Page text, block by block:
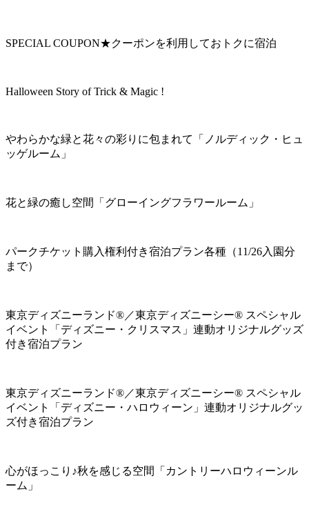
SPECIAL COUPON★クーポンを利用しておトクに宿泊
Halloween Story of Trick & Magic !
やわらかな緑と花々の彩りに包まれて「ノルディック・ヒュ
ッゲルーム」
花と緑の癒し空間「グローイングフラワールーム」
パークチケット購入権利付き宿泊プラン各種（11/26入園分
まで）
東京ディズニーランド®／東京ディズニーシー® スペシャル
イベント「ディズニー・クリスマス」連動オリジナルグッズ
付き宿泊プラン
東京ディズニーランド®／東京ディズニーシー® スペシャル
イベント「ディズニー・ハロウィーン」連動オリジナルグッ
ズ付き宿泊プラン
心がほっこり♪秋を感じる空間「カントリーハロウィーンル
ーム」